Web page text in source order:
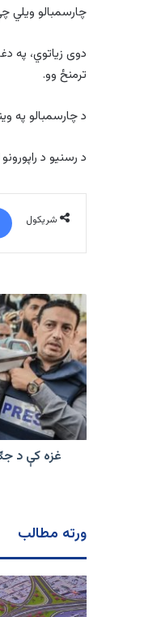
چارسمبالو ویلي
ترمنځ وو.
د چارسمبالو په وینا، په دې پېښه کې ۳ کسان ټپیان
د رسنیو د
شریکول
غزه
کې
د
جګړې
پرمهال
تر
اوسه
۲۳۷
خبریالان
ورته مطالب